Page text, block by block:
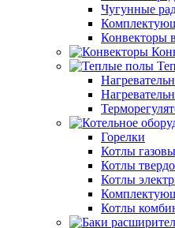
Чугунные
Конвекторы
Горелки
Котлы
Котлы
Котлы
Котлы